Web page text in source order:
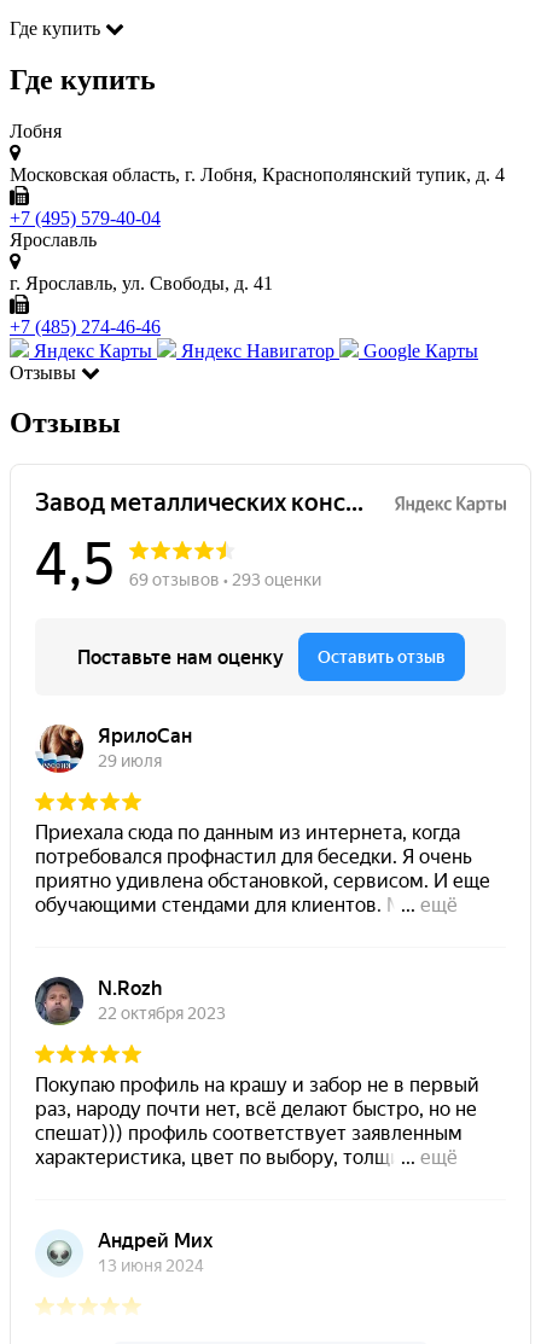
Где купить
Где купить
Лобня
Московская область, г. Лобня, Краснополянский тупик, д. 4
+7 (495) 579-40-04
Ярославль
г. Ярославль, ул. Свободы, д. 41
+7 (485) 274-46-46
Яндекс Карты
Яндекс Навигатор
Google Карты
Отзывы
Отзывы